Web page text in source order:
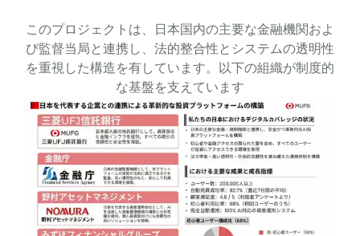
このプロジェクトは、日本国内の主要な金融機関およ
び監督当局と連携し、法的整合性とシステムの透明性
を重視した構造を有しています。以下の組織が制度的
な基盤を支えています